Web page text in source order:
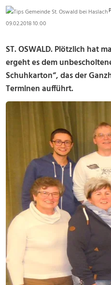
09.02.2018 10:00
ST. OSWALD. Plötzlich hat
ergeht es dem
Schuhkarton“, das der
Terminen aufführt.